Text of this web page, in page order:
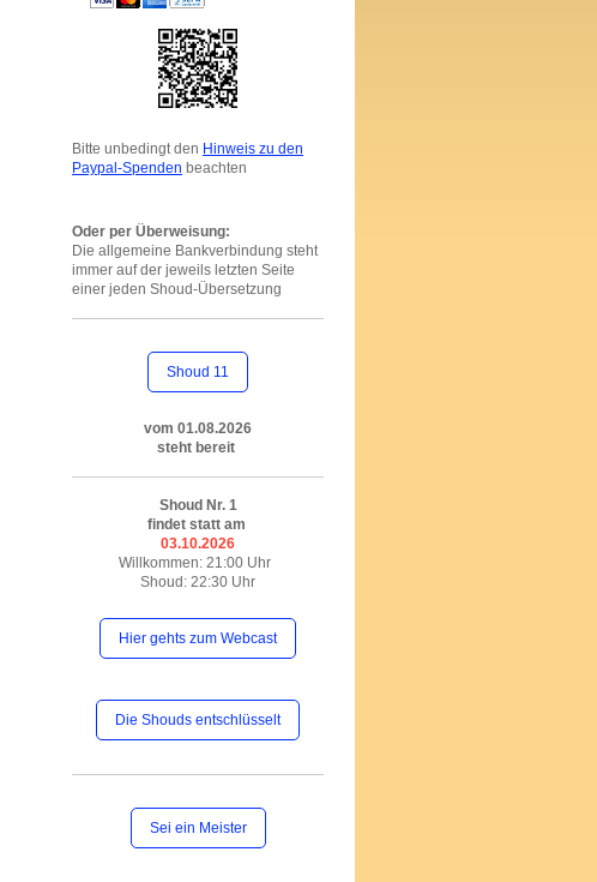
Bitte unbedingt den Hinweis zu den
Paypal-Spenden beachten
Oder per Überweisung:
Die allgemeine Bankverbindung steht
immer auf der jeweils letzten Seite
einer jeden Shoud-Übersetzung
Shoud 11
vom 01.08.2026
steht bereit
Shoud Nr. 1
findet statt am
03.10.2026
Willkommen: 21:00 Uhr
Shoud: 22:30 Uhr
Hier gehts zum Webcast
Die Shouds entschlüsselt
Sei ein Meister